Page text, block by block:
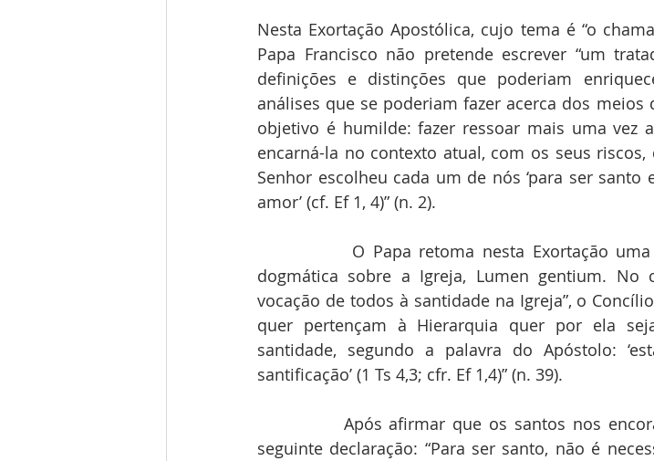
Nesta Exortação Apostólica, cujo tema é “o
Papa Francisco não pretende escrever “um
definições e distinções que poderiam
análises que se poderiam fazer acerca dos meios
objetivo é humilde: fazer ressoar mais uma vez
encarná-la no contexto atual, com os seus
Senhor escolheu cada um de nós ‘para ser
amor’ (cf. Ef 1, 4)” (n. 2).
dogmática sobre a Igreja, Lumen gentium. No
vocação de todos à santidade na Igreja”, o
quer pertençam à Hierarquia quer por ela
santidade, segundo a palavra do Apóstolo:
santificação’ (1 Ts 4,3; cfr. Ef 1,4)” (n. 39).
seguinte declaração: “Para ser santo, não é